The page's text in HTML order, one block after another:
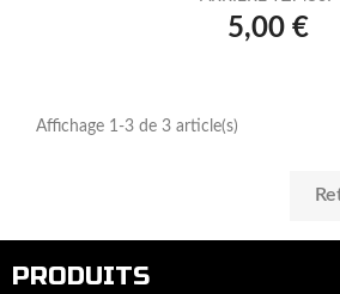
5,00 €
Affichage 1-3 de 3 article(s)
PRODUITS